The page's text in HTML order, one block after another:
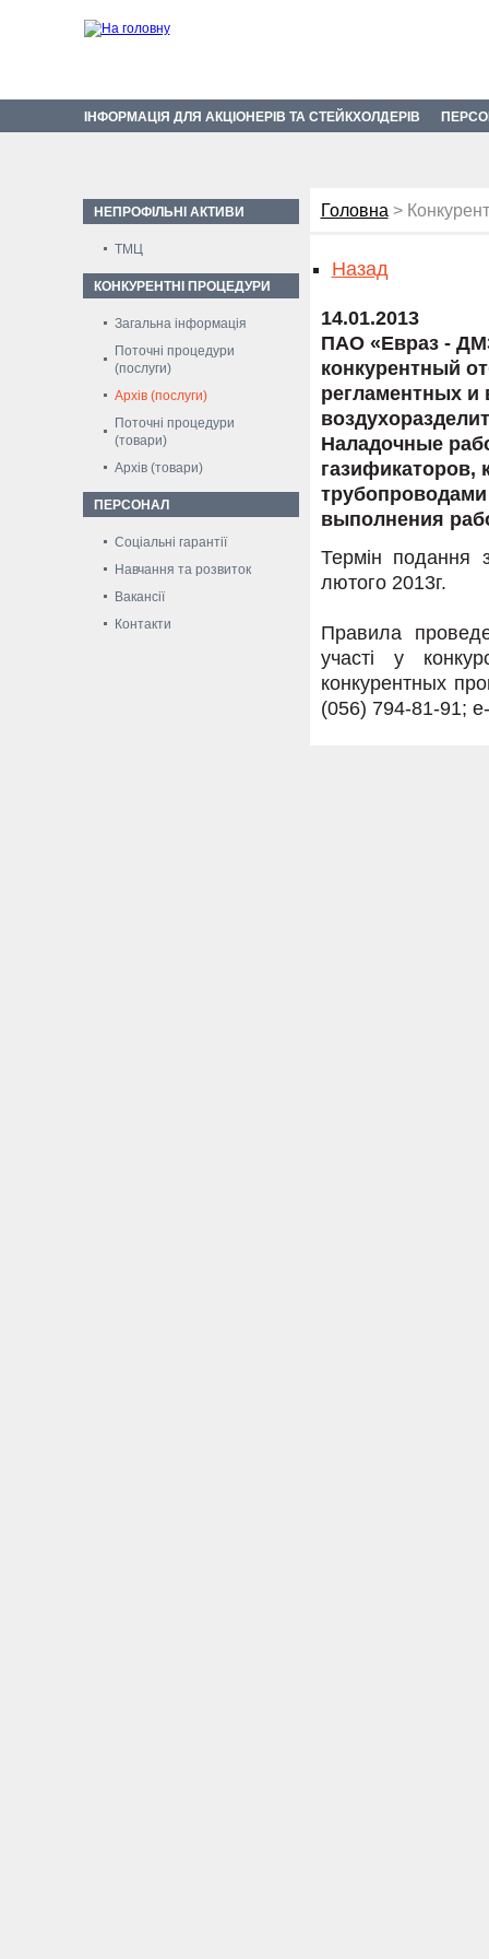
ІНФОРМАЦІЯ ДЛЯ АКЦІОНЕРІВ ТА СТЕЙКХОЛДЕРІВ
НЕПРОФІЛЬНІ АКТИВИ
ТМЦ
КОНКУРЕНТНІ ПРОЦЕДУРИ
Загальна інформація
Поточні процедури
(послуги)
Архів (послуги)
Поточні процедури
(товари)
Архів (товари)
ПЕРСОНАЛ
Соціальні гарантії
Навчання та розвиток
Вакансії
Контакти
Головна >
Назад
14.01.2013
ПАО «Евраз -
конкурентный
регламентных и
Наладочные
газификаторов,
выполнения
Термін подання
лютого 2013г.
Правила
участі у
конкурентных
(056) 794-81-91;